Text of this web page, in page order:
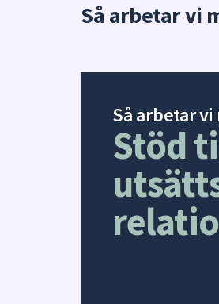
Så arbetar vi
Så arbetar vi
Stöd